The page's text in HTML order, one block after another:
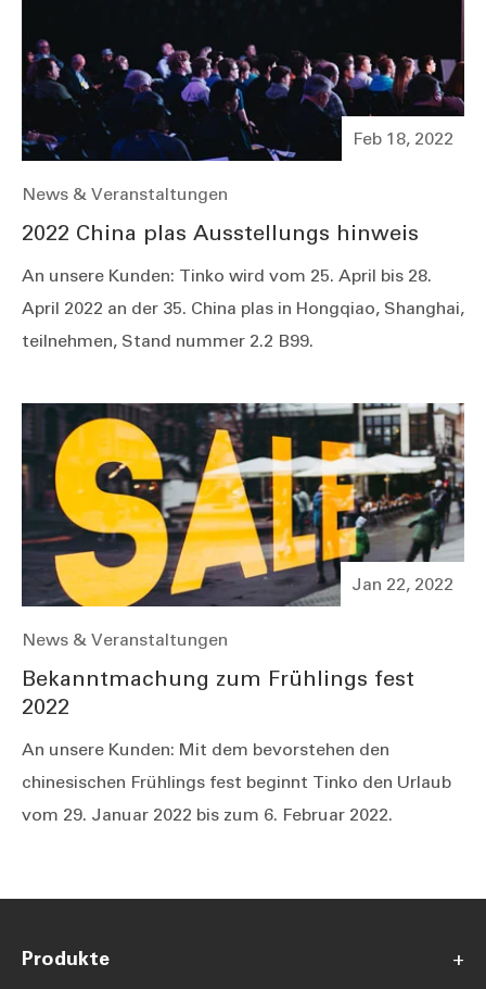
Feb 18, 2022
News & Veranstaltungen
2022 China plas Ausstellungs hinweis
An unsere Kunden: Tinko wird vom 25. April bis 28.
April 2022 an der 35. China plas in Hongqiao, Shanghai,
teilnehmen, Stand nummer 2.2 B99.
Jan 22, 2022
News & Veranstaltungen
Bekanntmachung zum Frühlings fest
2022
An unsere Kunden: Mit dem bevorstehen den
chinesischen Frühlings fest beginnt Tinko den Urlaub
vom 29. Januar 2022 bis zum 6. Februar 2022.
Produkte
+